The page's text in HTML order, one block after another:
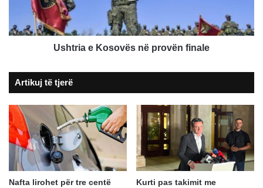
Ushtria e Kosovës në provën finale
Artikuj të tjerë
Nafta lirohet për tre centë
Kurti pas takimit me